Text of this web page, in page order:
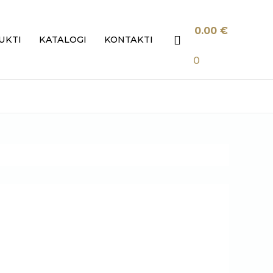
KATALOGI KONTAKTI Search
0.00 €
0